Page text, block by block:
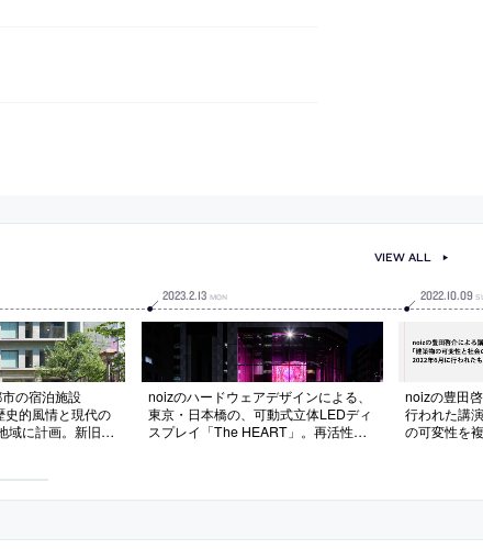
の宿泊施設
史的風情と現代の
域に計画。新旧の
等に“川面の揺
デジタルパター
2023.2.13 MON
noizのハードウェアデザインによる、
東京・日本橋の、可動式立体LEDディ
スプレイ「The HEART」。再活性化
ブジェクト”を考案。ビルの玄関機能
図
2022.10.09
noizの豊田
行われた講
の可変性を
VIEW ALL